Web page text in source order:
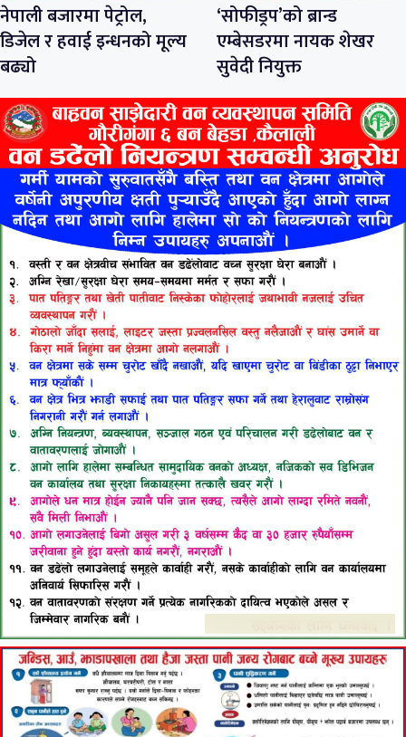
नेपाली बजारमा पेट्रोल,
डिजेल र हवाई इन्धनको मूल्य
बढ्यो
‘सोफीड्रप’को ब्रान्ड
एम्बेसडरमा नायक शेखर
सुवेदी नियुक्त